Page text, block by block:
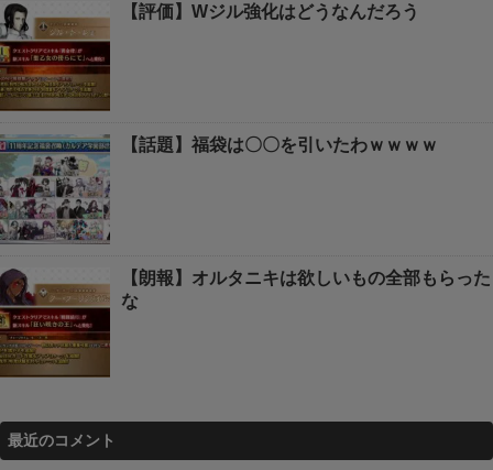
【評価】Wジル強化はどうなんだろう
【話題】福袋は〇〇を引いたわｗｗｗｗ
【朗報】オルタニキは欲しいもの全部もらった
な
最近のコメント